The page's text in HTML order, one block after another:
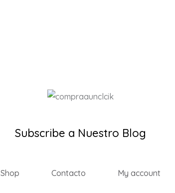
Subscribe a Nuestro Blog
Shop Contacto My account